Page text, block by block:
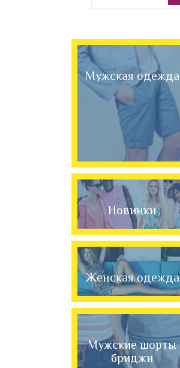
Мужская одежда
Новинки
Женская одежда
Мужские шорты
бриджи